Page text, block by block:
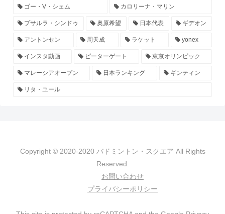
ゴー・V・シェム カロリーナ・マリン
プサルラ・シンドゥ 奥原希望 日本代表 ギデオン
アントンセン 周天成 ラケット yonex
インスタ動画 ピーターゲート 東京オリンピック
マレーシアオープン 日本ランキング ギンティン
リタ・ユール
Copyright © 2020-2020 バドミントン・スクエア All Rights
Reserved.
お問い合わせ
プライバシーポリシー